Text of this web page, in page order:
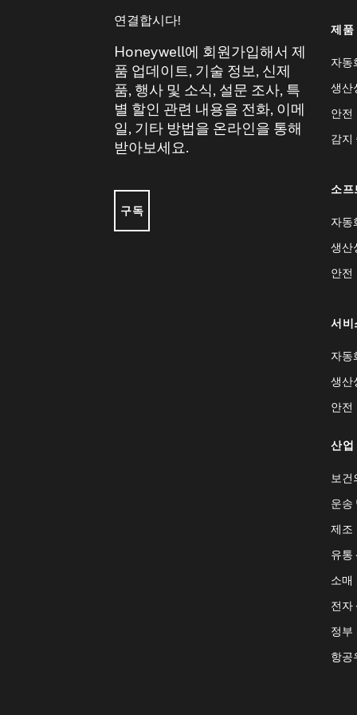
연결합시다!
Honeywell에 회원가입해서 제
품 업데이트, 기술 정보, 신제
품, 행사 및 소식, 설문 조사, 특
별 할인 관련 내용을 전화, 이메
일, 기타 방법을 온라인을 통해
받아보세요.
구독
제품
자동
생산
안전
감지
소프
자동
생산
안전
서비
자동
생산
안전
산업
보건
운송
제조
유통
소매
전자
정부
항공